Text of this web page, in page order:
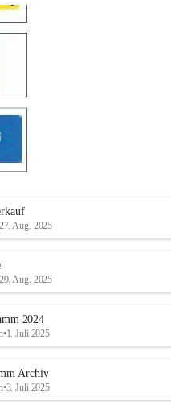
Aug. 2025
Aug. 2025
2024
•1. Juli 2025
Archiv
•3. Juli 2025